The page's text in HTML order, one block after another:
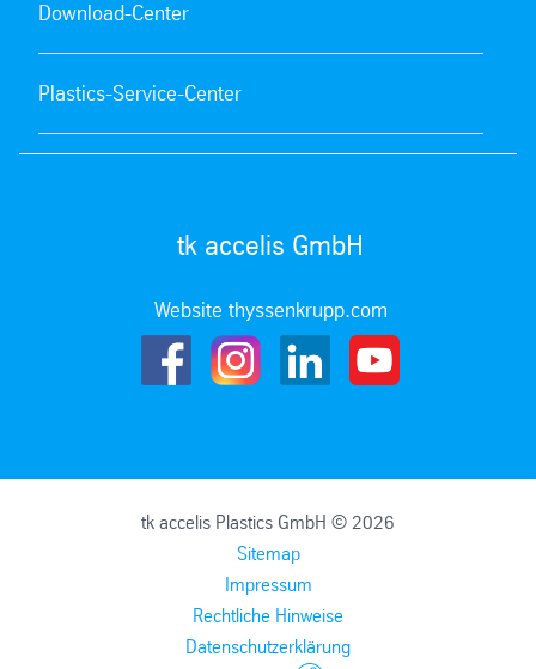
Download-Center
Plastics-Service-Center
tk accelis GmbH
Website thyssenkrupp.com
tk accelis Plastics GmbH © 2026
Sitemap
Impressum
Rechtliche Hinweise
Datenschutzerklärung